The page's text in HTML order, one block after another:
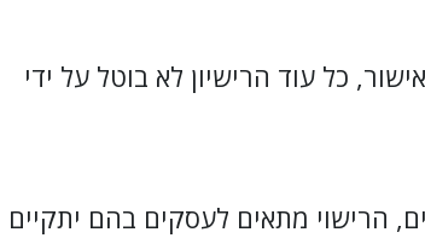
כל עוד הרישיון לא בוטל על ידי
הרישוי מתאים לעסקים בהם יתקיים